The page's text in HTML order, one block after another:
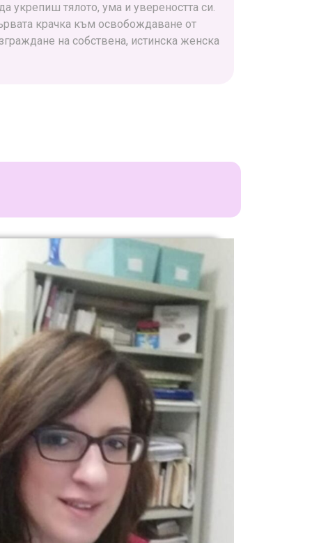
укрепиш тялото, ума и увереността си.
крачка към освобождаване от
на собствена, истинска женска